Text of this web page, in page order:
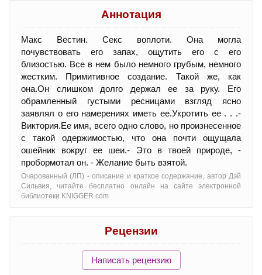
Аннотация
Макс Вестин. Секс воплоти. Она могла
почувствовать его запах, ощутить его с его
близостью. Все в нем было немного грубым, немного
жестким. Примитивное создание. Такой же, как
она.Он слишком долго держал ее за руку. Его
обрамленный густыми ресницами взгляд ясно
заявлял о его намерениях иметь ее.Укротить ее . . .-
Виктория.Ее имя, всего одно слово, но произнесенное
с такой одержимостью, что она почти ощущала
ошейник вокруг ее шеи.- Это в твоей природе, -
пробормотал он. - Желание быть взятой.
Очарованный (ЛП) - oписание и краткое содержание, автор Дэй
Сильвия, читайте бесплатно онлайн на сайте электронной
библиотеки KNIGGER.com
Рецензии
Написать рецензию